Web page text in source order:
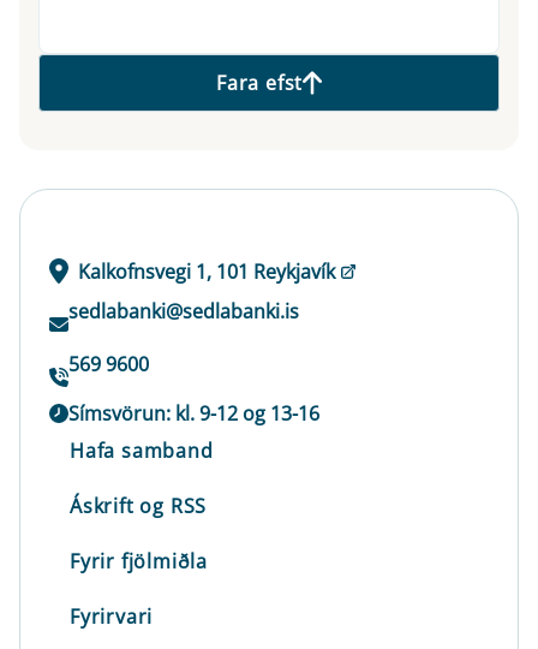
Fara efst
Kalkofnsvegi 1, 101 Reykjavík
sedlabanki@sedlabanki.is
569 9600
Símsvörun: kl. 9-12 og 13-16
Hafa samband
Áskrift og RSS
Fyrir fjölmiðla
Fyrirvari